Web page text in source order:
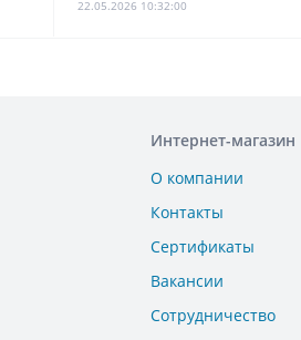
22.05.2026 10:32:00
Интернет-магазин
О компании
Контакты
Сертификаты
Вакансии
Сотрудничество